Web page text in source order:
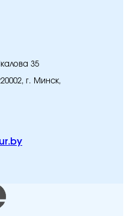
35
г. Минск,